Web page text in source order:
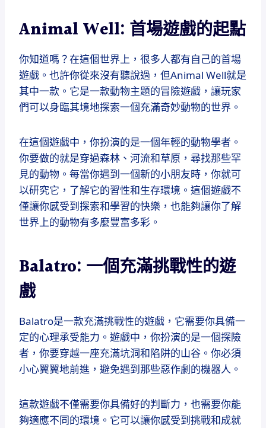
Animal Well: 首場遊戲的起點
你知道嗎？在這個世界上，很多人都有自己的首場
遊戲。也許你從來沒有聽說過，但Animal Well就是
其中一款。它是一款動物主題的冒險遊戲，讓玩家
們可以身臨其境地探索一個充滿奇妙動物的世界。
在這個遊戲中，你扮演的是一個年輕的動物學者。
你要做的就是穿過森林、河流和草原，尋找那些罕
見的動物。每當你遇到一個新的小朋友時，你就可
以研究它，了解它的習性和生存環境。這個遊戲不
僅讓你感受到探索和學習的快樂，也能夠讓你了解
世界上的動物有多麼豐富多彩。
Balatro: 一個充滿挑戰性的遊
戲
Balatro是一款充滿挑戰性的遊戲，它需要你具備一
定的心理承受能力。遊戲中，你扮演的是一個探險
者，你要穿越一座充滿坑洞和陷阱的山谷。你必須
小心翼翼地前進，避免遇到那些惡作劇的機器人。
這款遊戲不僅需要你具備好的判斷力，也需要你能
夠適應不同的環境。它可以讓你感受到挑戰和成就